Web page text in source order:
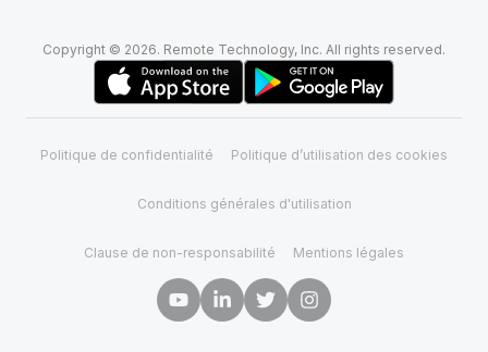
Copyright © 2026. Remote Technology, Inc. All rights reserved.
Politique de confidentialité Politique d’utilisation des cookies
Conditions générales d'utilisation
Clause de non-responsabilité Mentions légales